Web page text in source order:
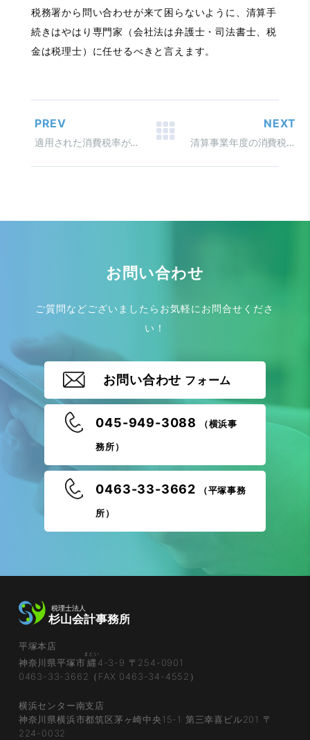
税務署から問い合わせが来て困らないように、清算手
続きはやはり専門家（会社法は弁護士・司法書士、税
金は税理士）に任せるべきと言えます。
PREV
適用された消費税率が会計帳簿に正しく計上されていますか？
NEXT
清算事業年度の消費税申告
お問い合わせ
ご質問などございましたらお気軽にお問合せくださ
い！
お問い合わせ フォーム
045-949-3088 （横浜事
務所）
0463-33-3662 （平塚事務
所）
平塚本店
神奈川県平塚市纒
まとい
4-3-9 〒254-0901
0463-33-3662（FAX 0463-34-4552）
横浜センター南支店
神奈川県横浜市都筑区茅ヶ崎中央15-1 第三幸喜ビル201 〒
224-0032